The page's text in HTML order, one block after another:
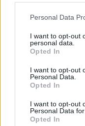
Please note that this
not limited to your
grant or deny
use your data for
consent section.
Personal Data
I want to opt-out
personal data.
Opted In
I want to opt-out
Personal Data.
Opted In
I want to opt-out
Personal Data
Opted In
Miután betettem a
kellett sokat várnom.
„Megvan” gondoltam
Felhívtam a
lenne a segítségedre